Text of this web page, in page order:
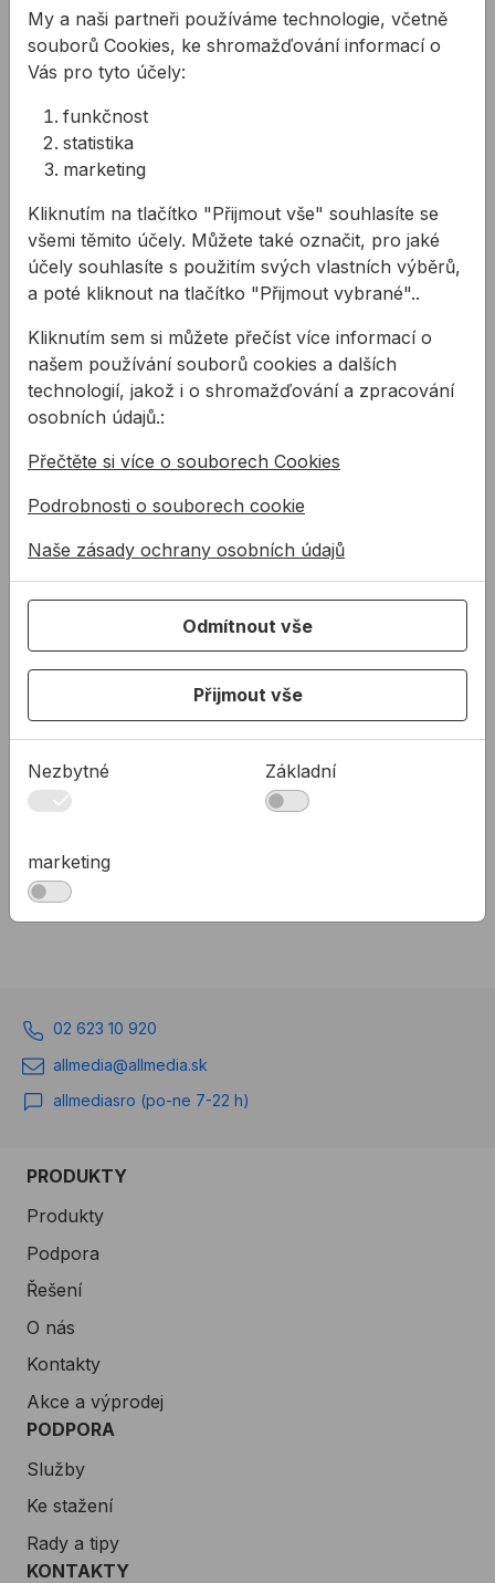
Vrtání do kovu –
malé průměry
vrtáků podle vrtaného
materiálu? V této části
Richard porovnal různé
typy vrtáků do kovu a
vysvětlil jaký je mezi nimi
rozdíl.
Související produkty
Vrták do kovu PROFIL HSS výbrusový
NÍZKÁ CENA
Vrták do kovu PROFIL
HSS vrták do kovu s
od16,36 Kč
Na skladě
Vrták do kovu PROFIL
Vrták do kovu PROFIL
HSS vrták do kovu s
58,62 Kč
02 623 10 920
allmedia@allmedia.sk
allmediasro (po-ne 7-22 h)
PRODUKTY
Produkty
Podpora
Řešení
O nás
Kontakty
Akce a výprodej
PODPORA
Služby
Ke stažení
Rady a tipy
KONTAKTY
My a naši partneři používáme technologie, včetně
souborů Cookies, ke shromažďování informací o
Vás pro tyto účely:
funkčnost
statistika
marketing
Kliknutím na tlačítko "Přijmout vše" souhlasíte se
všemi těmito účely. Můžete také označit, pro jaké
účely souhlasíte s použitím svých vlastních výběrů,
a poté kliknout na tlačítko "Přijmout vybrané"..
Kliknutím sem si můžete přečíst více informací o
našem používání souborů cookies a dalších
technologií, jakož i o shromažďování a zpracování
osobních údajů.:
Přečtěte si více o souborech Cookies
Podrobnosti o souborech cookie
Naše zásady ochrany osobních údajů
Odmítnout vše
Přijmout vše
Nezbytné Základní
marketing